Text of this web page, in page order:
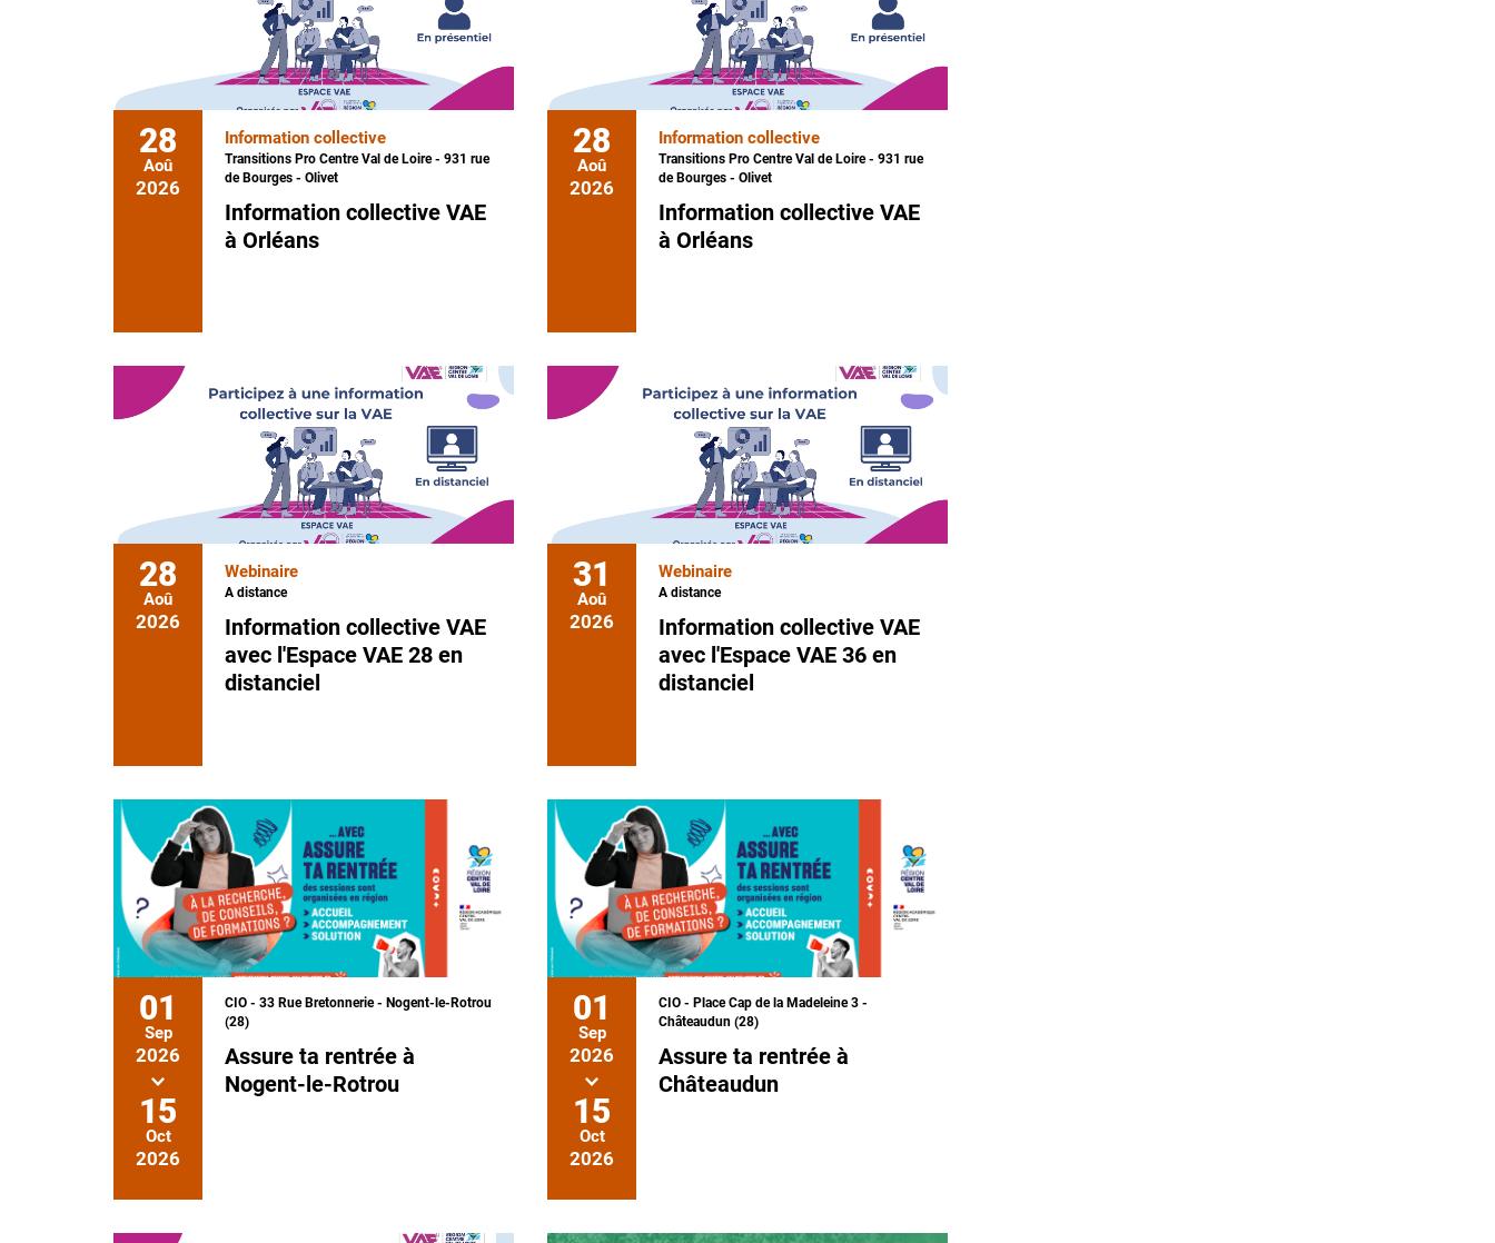
28
Aoû
2026
Information collective
Transitions Pro Centre Val de Loire - 931 rue
de Bourges - Olivet
Information collective VAE
à Orléans
28
Aoû
2026
Information collective
Transitions Pro Centre Val de Loire - 931 rue
de Bourges - Olivet
Information collective VAE
à Orléans
28
Aoû
2026
Webinaire
A distance
Information collective VAE
avec l'Espace VAE 28 en
distanciel
31
Aoû
2026
Webinaire
A distance
Information collective VAE
avec l'Espace VAE 36 en
distanciel
01
Sep
2026
15
Oct
2026
CIO - 33 Rue Bretonnerie - Nogent-le-Rotrou
(28)
Assure ta rentrée à
Nogent-le-Rotrou
01
Sep
2026
15
Oct
2026
CIO - Place Cap de la Madeleine 3 -
Châteaudun (28)
Assure ta rentrée à
Châteaudun